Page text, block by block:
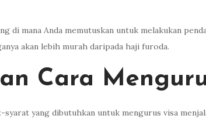
di mana Anda memutuskan untuk melakukan
akan lebih murah daripada haji furoda.
Cara
yang dibutuhkan untuk mengurus visa